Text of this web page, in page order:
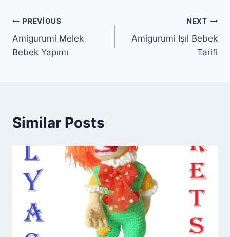
Yazı
gezinmesi
PREVIOUS
Amigurumi Melek
Bebek Yapımı
NEXT
Amigurumi Işıl Bebek
Tarifi
Similar Posts